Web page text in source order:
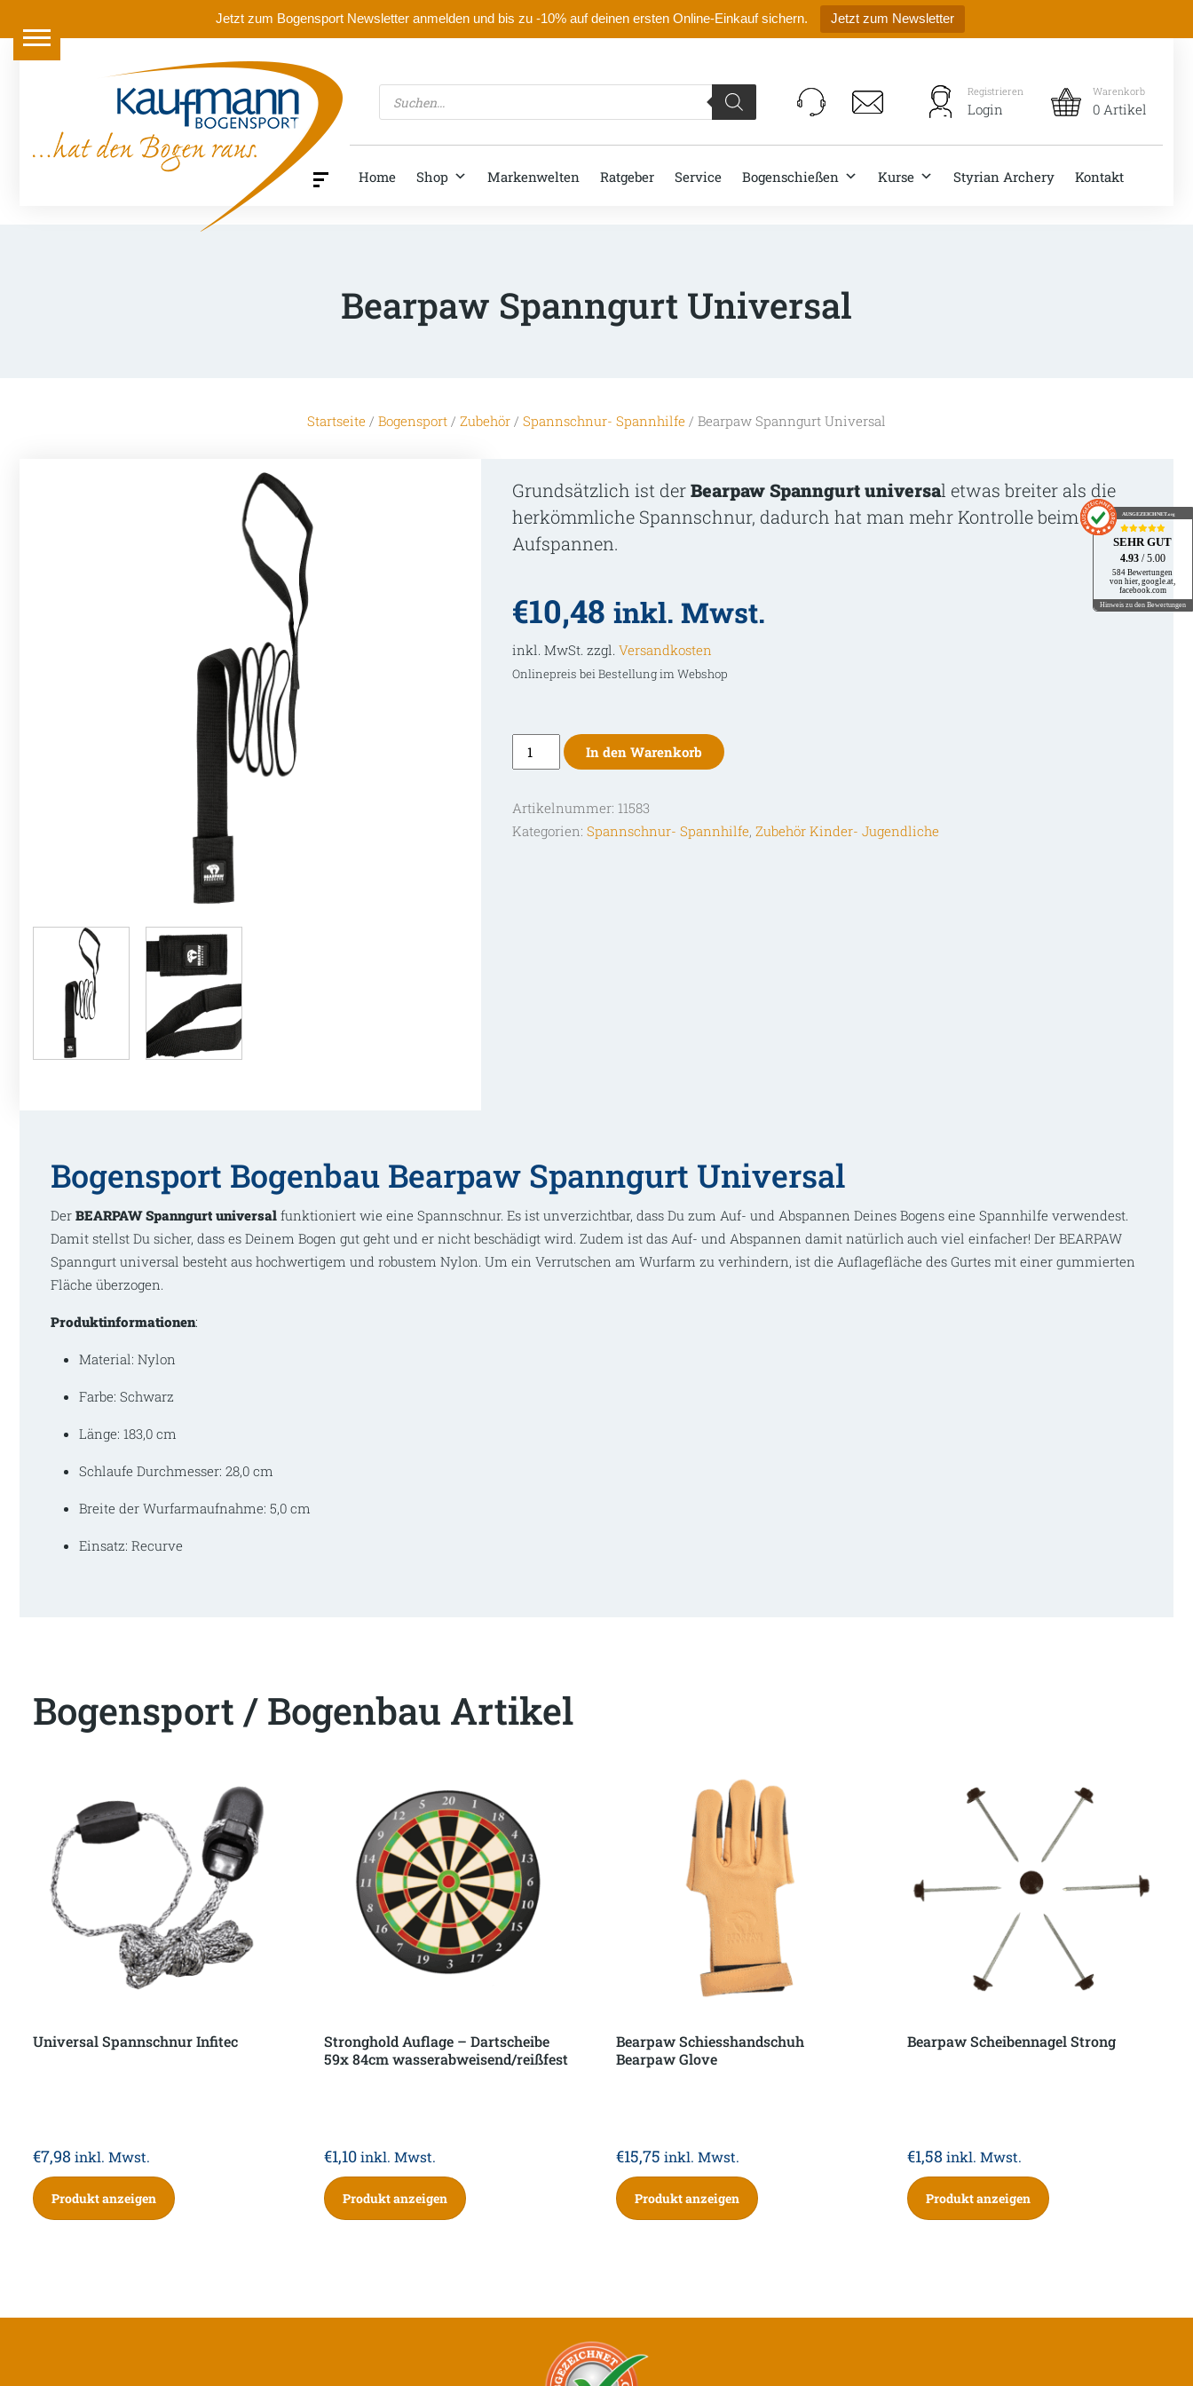
Jetzt zum Bogensport Newsletter anmelden und bis zu -10% auf deinen ersten Online-Einkauf sichern. Jetzt zum Newsletter
Products
search
Registrieren
Login
Warenkorb
0 Artikel
Home Shop Markenwelten Ratgeber Service Bogenschießen Kurse Styrian Archery Kontakt
Bearpaw Spanngurt Universal
Startseite / Bogensport / Zubehör / Spannschnur- Spannhilfe / Bearpaw Spanngurt Universal
Grundsätzlich ist derBearpaw Spanngurt universal etwas breiter als die
herkömmliche Spannschnur, dadurch hat man mehr Kontrolle beim
Aufspannen.
€10,48 inkl. Mwst.
inkl. MwSt. zzgl. Versandkosten
Onlinepreis bei Bestellung im Webshop
Bearpaw
Spanngurt
Menge
In den Warenkorb
Artikelnummer: 11583
Kategorien: Spannschnur- Spannhilfe, Zubehör Kinder- Jugendliche
Bogensport Bogenbau Bearpaw Spanngurt Universal
Der BEARPAW Spanngurt universal funktioniert wie eine Spannschnur. Es ist unverzichtbar, dass Du zum Auf- und Abspannen Deines Bogens eine Spannhilfe verwendest.
Damit stellst Du sicher, dass es Deinem Bogen gut geht und er nicht beschädigt wird. Zudem ist das Auf- und Abspannen damit natürlich auch viel einfacher! Der BEARPAW
Spanngurt universal besteht aus hochwertigem und robustem Nylon. Um ein Verrutschen am Wurfarm zu verhindern, ist die Auflagefläche des Gurtes mit einer gummierten
Fläche überzogen.
Produktinformationen:
Material: Nylon
Farbe: Schwarz
Länge: 183,0 cm
Schlaufe Durchmesser: 28,0 cm
Breite der Wurfarmaufnahme: 5,0 cm
Einsatz: Recurve
Bogensport / Bogenbau Artikel
Universal Spannschnur Infitec
€7,98 inkl. Mwst.
Produkt anzeigen
Stronghold Auflage – Dartscheibe
59x 84cm wasserabweisend/reißfest
€1,10 inkl. Mwst.
Produkt anzeigen
Bearpaw Schiesshandschuh
Bearpaw Glove
€15,75 inkl. Mwst.
Produkt anzeigen
Bearpaw Scheibennagel Strong
€1,58 inkl. Mwst.
Produkt anzeigen
AUSGEZEICHNET.org
SEHR GUT
4.93 / 5.00
584 Bewertungen
von hier, google.at,
facebook.com
Hinweis zu den Bewertungen